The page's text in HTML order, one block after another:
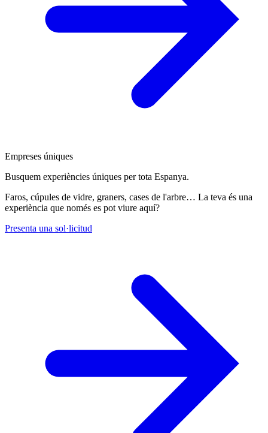
Empreses úniques
Busquem experiències úniques per tota Espanya.
Faros, cúpules de vidre, graners, cases de l'arbre… La teva és una
experiència que només es pot viure aquí?
Presenta una sol·licitud